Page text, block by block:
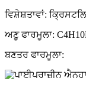
ਵਿਸ਼ੇਸ਼ਤਾਵਾਂ:
ਅਣੂ ਫਾਰਮੂਲਾ:
ਬਣਤਰ ਫਾਰਮੂਲਾ: